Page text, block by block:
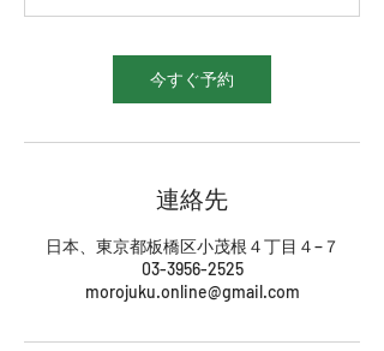
今すぐ予約
連絡先
日本、東京都板橋区小茂根４丁目４−７
03-3956-2525
morojuku.online@gmail.com